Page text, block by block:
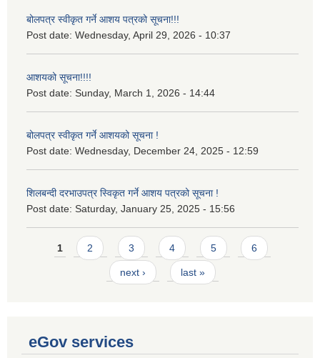
बोलपत्र स्वीकृत गर्ने आशय पत्रको सूचना!!!
Post date: Wednesday, April 29, 2026 - 10:37
आशयको सूचना!!!!
Post date: Sunday, March 1, 2026 - 14:44
बोलपत्र स्वीकृत गर्ने आशयको सूचना !
Post date: Wednesday, December 24, 2025 - 12:59
शिलबन्दी दरभाउपत्र स्विकृत गर्ने आशय पत्रको सूचना !
Post date: Saturday, January 25, 2025 - 15:56
Pages
1 2 3 4 5 6
next › last »
eGov services